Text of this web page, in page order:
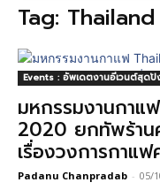
Tag:
Events : อัพเดตงานอีเวนต์สุดปั
มหกรรมงานกา
2020 ยกทัพร้าน
เรื่องวงการกาแ
Padanu Chanpradab - 05/